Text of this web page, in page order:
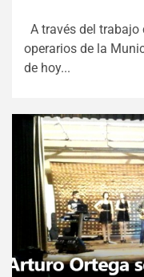
A través del
operarios de la
de hoy...